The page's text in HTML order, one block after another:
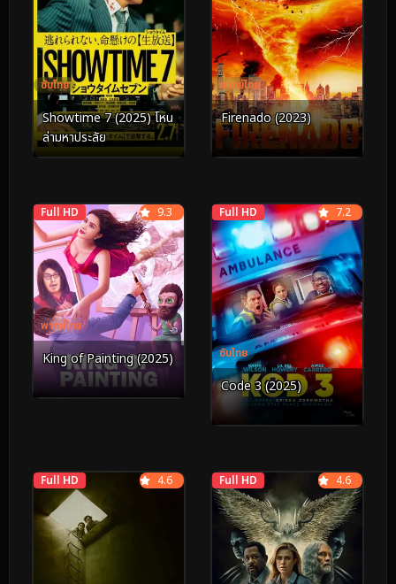
ซับไทย
Showtime 7 (2025) โหน
ล่ามหาประลัย
พากย์ไทย
Firenado (2023)
Full HD
พากย์ไทย
9.3
King of Painting (2025)
Full HD
ซับไทย
7.2
Code 3 (2025)
Full HD 4.6 Full HD 4.6